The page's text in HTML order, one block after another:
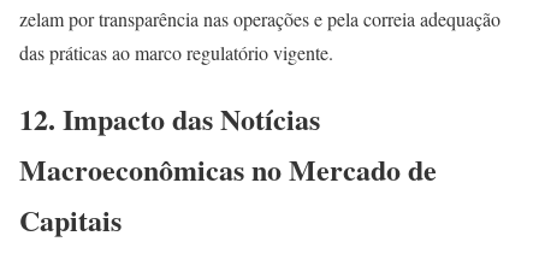
zelam por transparência nas operações e pela correia adequação
das práticas ao marco regulatório vigente.
12. Impacto das Notícias
Macroeconômicas no Mercado de
Capitais